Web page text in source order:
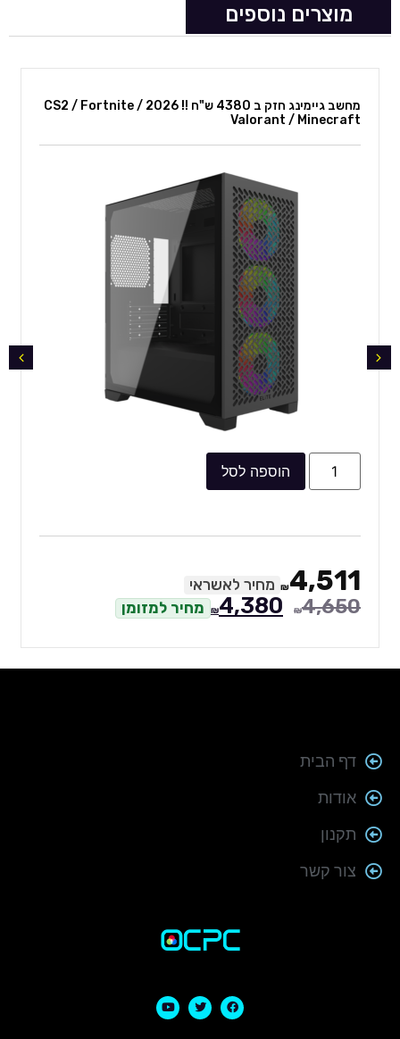
מוצרים נוספים
מחשב גיימינג חזק ב 4380 ש"ח !! 2026 CS2 / Fortnite /
Valorant / Minecraft
הוספה לסל
₪4,511 מחיר לאשראי
₪4,650
₪4,380 מחיר למזומן
דף הבית
אודות
תקנון
צור קשר